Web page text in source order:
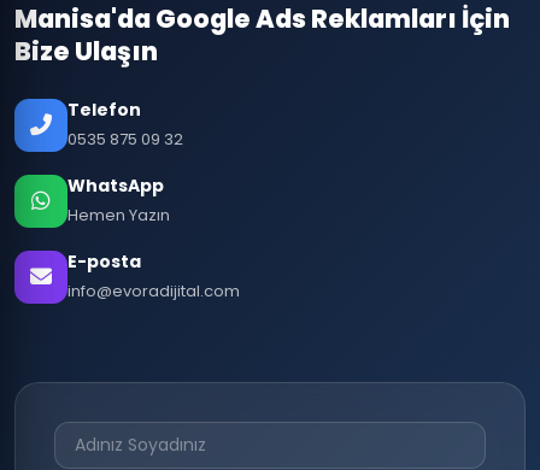
Manisa'da Google Ads Reklamları İçin
Bize Ulaşın
Telefon
0535 875 09 32
WhatsApp
Hemen Yazın
E-posta
info@evoradijital.com